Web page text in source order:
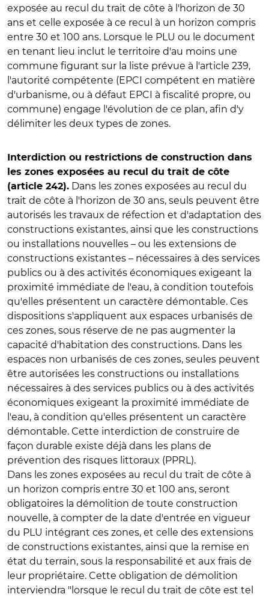
exposée au recul du trait de côte à l'horizon de 30
ans et celle exposée à ce recul à un horizon compris
entre 30 et 100 ans. Lorsque le PLU ou le document
en tenant lieu inclut le territoire d'au moins une
commune figurant sur la liste prévue à l'article 239,
l'autorité compétente (EPCI compétent en matière
d'urbanisme, ou à défaut EPCI à fiscalité propre, ou
commune) engage l'évolution de ce plan, afin d'y
délimiter les deux types de zones.
Interdiction ou restrictions de construction dans
les zones exposées au recul du trait de côte
(article 242). Dans les zones exposées au recul du
trait de côte à l'horizon de 30 ans, seuls peuvent être
autorisés les travaux de réfection et d'adaptation des
constructions existantes, ainsi que les constructions
ou installations nouvelles – ou les extensions de
constructions existantes – nécessaires à des services
publics ou à des activités économiques exigeant la
proximité immédiate de l'eau, à condition toutefois
qu'elles présentent un caractère démontable. Ces
dispositions s'appliquent aux espaces urbanisés de
ces zones, sous réserve de ne pas augmenter la
capacité d'habitation des constructions. Dans les
espaces non urbanisés de ces zones, seules peuvent
être autorisées les constructions ou installations
nécessaires à des services publics ou à des activités
économiques exigeant la proximité immédiate de
l'eau, à condition qu'elles présentent un caractère
démontable. Cette interdiction de construire de
façon durable existe déjà dans les plans de
prévention des risques littoraux (PPRL).
Dans les zones exposées au recul du trait de côte à
un horizon compris entre 30 et 100 ans, seront
obligatoires la démolition de toute construction
nouvelle, à compter de la date d'entrée en vigueur
du PLU intégrant ces zones, et celle des extensions
de constructions existantes, ainsi que la remise en
état du terrain, sous la responsabilité et aux frais de
leur propriétaire. Cette obligation de démolition
interviendra "lorsque le recul du trait de côte est tel